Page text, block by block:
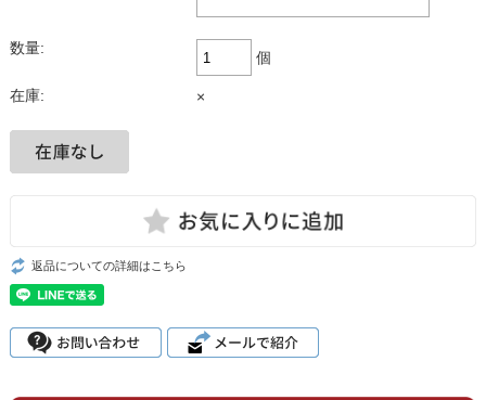
数量:
個
在庫: ×
返品についての詳細はこちら